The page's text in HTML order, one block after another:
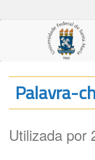
Palavra-
Utilizada por